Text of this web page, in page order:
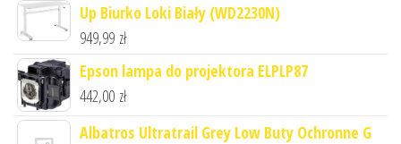
Up Biurko Loki Biały (WD2230N)
949,99 zł
Epson lampa do projektora ELPLP87
442,00 zł
Albatros Ultratrail Grey Low Buty Ochronne G